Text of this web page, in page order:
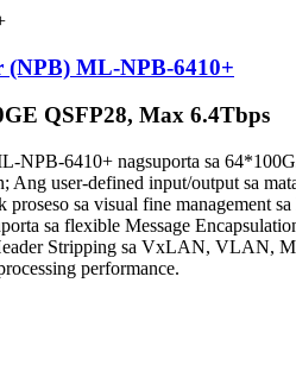
ML-NPB-6410+
QSFP28, Max 6.4Tbps
6410+ nagsuporta sa 64*100G/
user-defined input/output sa
sa visual fine management
sa flexible Message
Stripping sa VxLAN, VLAN,
performance.